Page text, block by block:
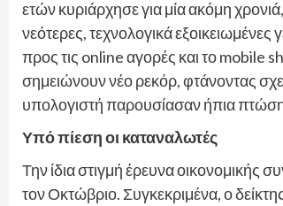
ετών κυριάρχησε για μία ακόμη
νεότερες, τεχνολογικά
προς τις online αγορές και το mobile
σημειώνουν νέο ρεκόρ, φτάνοντας
υπολογιστή παρουσίασαν ήπια
Υπό πίεση οι καταναλωτές
Την ίδια στιγμή έρευνα οικονομικής
τον Οκτώβριο. Συγκεκριμένα, ο